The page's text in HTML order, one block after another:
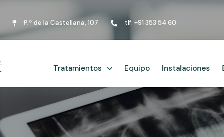
P.º de la Castellana, 107 tlf: +91 353 54 60
Tratamientos Equipo Instalaciones